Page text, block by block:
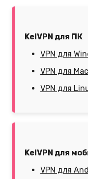
KelVPN для ПК
VPN для
VPN для
VPN для
KelVPN для
VPN для